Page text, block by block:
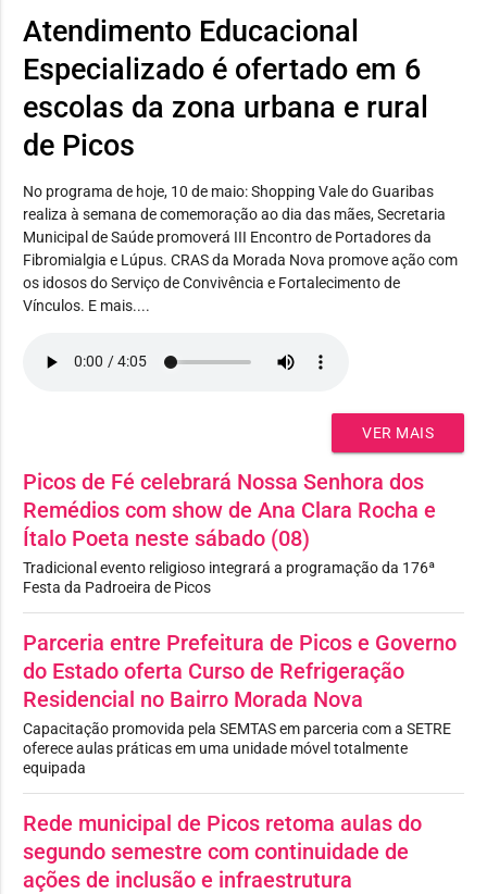
de disco.
Atendimento Educacional
Especializado é ofertado em 6
escolas da zona urbana e rural
de Picos
No programa de hoje, 10 de maio: Shopping Vale do Guaribas
realiza à semana de comemoração ao dia das mães, Secretaria
Municipal de Saúde promoverá III Encontro de Portadores da
Fibromialgia e Lúpus. CRAS da Morada Nova promove ação com
os idosos do Serviço de Convivência e Fortalecimento de
Vínculos. E mais....
VER MAIS
Picos de Fé celebrará Nossa Senhora dos
Remédios com show de Ana Clara Rocha e
Ítalo Poeta neste sábado (08)
Tradicional evento religioso integrará a programação da 176ª
Festa da Padroeira de Picos
Parceria entre Prefeitura de Picos e Governo
do Estado oferta Curso de Refrigeração
Residencial no Bairro Morada Nova
Capacitação promovida pela SEMTAS em parceria com a SETRE
oferece aulas práticas em uma unidade móvel totalmente
equipada
Rede municipal de Picos retoma aulas do
segundo semestre com continuidade de
ações de inclusão e infraestrutura